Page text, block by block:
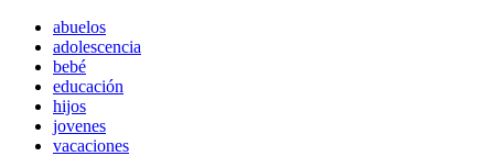
abuelos
adolescencia
bebé
educación
hijos
jovenes
vacaciones